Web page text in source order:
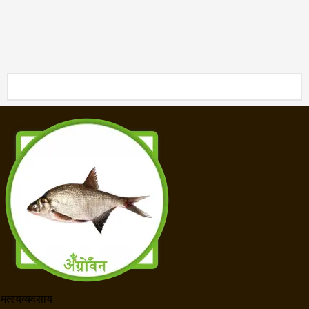
मत्स्यव्यवसाय